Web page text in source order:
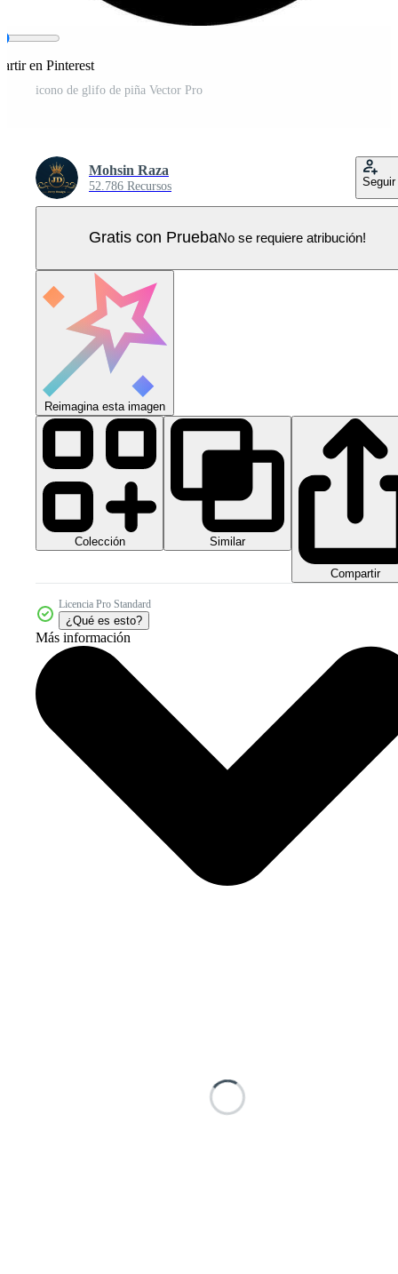
en Pinterest
icono de glifo de piña Vector Pro
Mohsin Raza
52.786 Recursos Seguir
Gratis con PruebaNo se requiere atribución!
Reimagina esta imagen
Colección Similar
Compartir
Licencia Pro Standard
¿Qué es esto?
Más información